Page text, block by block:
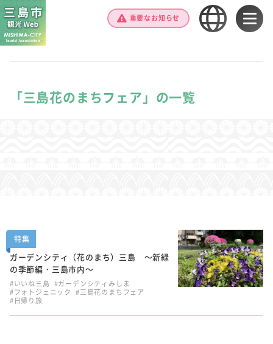
重要なお知らせ
「三島花のまちフェア」の一覧
特集
ガーデンシティ（花のまち）三島 ～新緑
の季節編・三島市内～
#いいね三島 #ガーデンシティみしま
#フォトジェニック #三島花のまちフェア
#日帰り旅